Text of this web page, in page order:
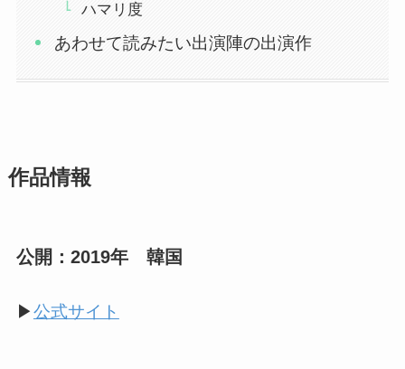
ハマリ度
あわせて読みたい出演陣の出演作
作品情報
公開：2019年 韓国
▶︎公式サイト